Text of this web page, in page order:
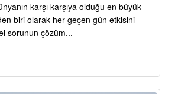
karşı karşıya olduğu en büyük
biri olarak her geçen gün etkisini
sorunun çözüm...